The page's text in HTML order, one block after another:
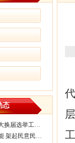
态
青原区区乡两级人大换届选举工作会议...
激活立法联系点效能 架起民意民生连...